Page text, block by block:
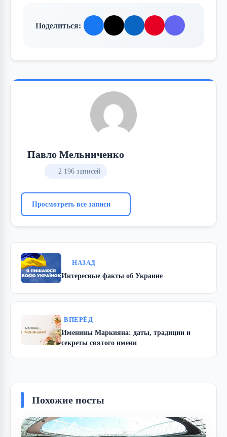
Поделиться:
Павло Мельниченко
2 196 записей
Просмотреть все записи
НАЗАД
Интересные факты об Украине
ВПЕРЁД
Именины Маркияна: даты, традиции и
секреты святого имени
Похожие посты